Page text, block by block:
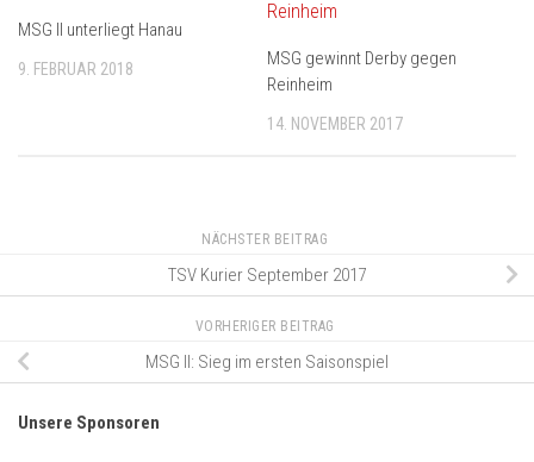
MSG II unterliegt Hanau
9. FEBRUAR 2018
MSG gewinnt Derby gegen
Reinheim
14. NOVEMBER 2017
NÄCHSTER BEITRAG
TSV Kurier September 2017
VORHERIGER BEITRAG
MSG II: Sieg im ersten Saisonspiel
Unsere Sponsoren